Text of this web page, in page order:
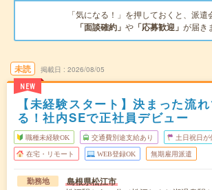
「気になる！」を押しておくと、派遣
「面談確約」 や 「応募歓迎」 が届き
未読
NEW
掲載日 2026/08/05
【未経験スタート】決まった流
る！社内SEで正社員デビュー
職種未経験OK 交通費別途支給あり 土日祝日が
在宅・リモート WEB登録OK 無期雇用派遣
勤務地 島根県松江市